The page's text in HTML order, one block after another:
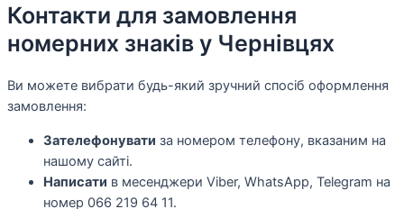
Контакти для замовлення
номерних знаків у Чернівцях
Ви можете вибрати будь-який зручний спосіб оформлення
замовлення:
Зателефонувати за номером телефону, вказаним на
нашому сайті.
Написати в месенджери Viber, WhatsApp, Telegram на
номер 066 219 64 11.